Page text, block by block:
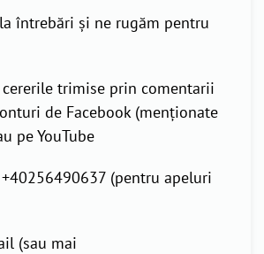
întrebări și ne rugăm pentru
trimise prin comentarii
de Facebook (menționate
pe YouTube
(pentru apeluri
(sau mai